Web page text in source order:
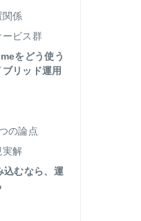
関係
ビス群
をどう使う
リッド運用
の論点
実解
込むなら、運